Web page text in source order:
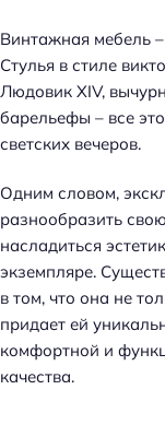
Винтажная мебель
Стулья в стиле
Людовик XIV,
барельефы – все
светских вечеров.
Одним словом,
разнообразить
насладиться
экземпляре.
в том, что она не
придает ей
комфортной и
качества.